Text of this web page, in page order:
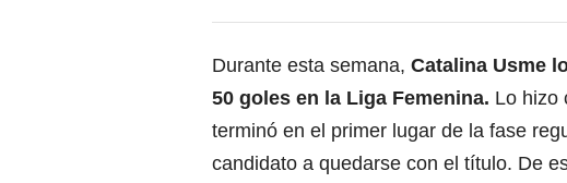
Durante esta semana, Catalina Usme
50 goles en la Liga Femenina. Lo hizo
terminó en el primer lugar de la fase
candidato a quedarse con el título. De